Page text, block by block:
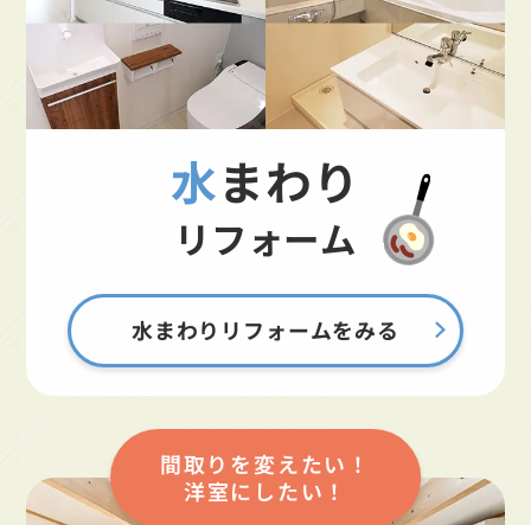
水まわり
リフォーム
水まわりリフォームをみる
間取りを変えたい！
洋室にしたい！